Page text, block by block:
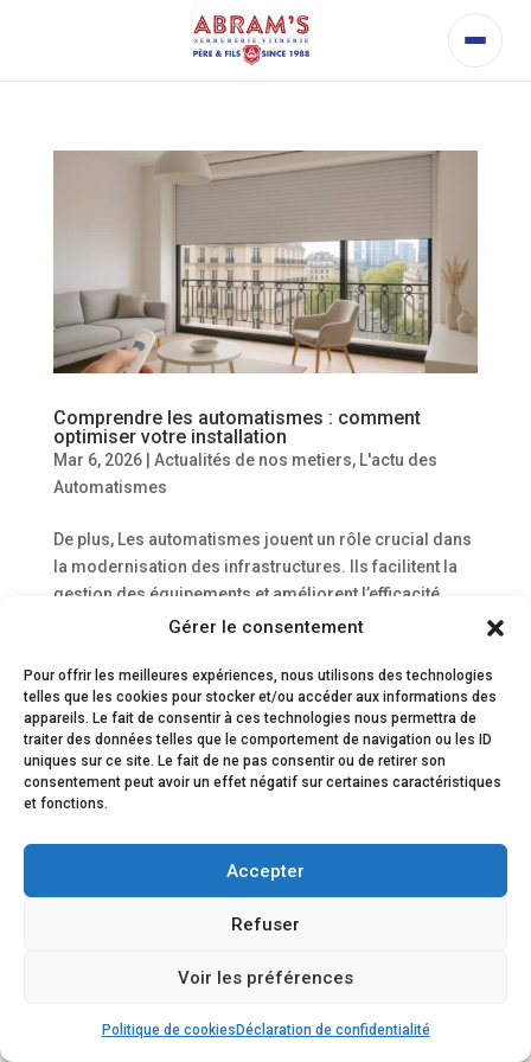
Gérer le consentement
Pour offrir les meilleures expériences, nous utilisons des technologies
telles que les cookies pour stocker et/ou accéder aux informations des
appareils. Le fait de consentir à ces technologies nous permettra de
traiter des données telles que le comportement de navigation ou les ID
uniques sur ce site. Le fait de ne pas consentir ou de retirer son
consentement peut avoir un effet négatif sur certaines caractéristiques
et fonctions.
Accepter
Refuser
Voir les préférences
Politique de cookies Déclaration de confidentialité
Avis clients Intervention Devis/contact
Comprendre les automatismes : comment
optimiser votre installation
Mar 6, 2026| Actualités de nos metiers, L'actu des
Automatismes
De plus, Les automatismes jouent un rôle crucial dans
la modernisation des infrastructures. Ils facilitent la
gestion des équipements et améliorent l’efficacité.
Dans cet article, nous allons explorer comment
ACCUEIL Serrurier Paris
Vitrier Paris
Menuiserie Métallique
Dépannage urgent
Elegant Themes| Propulsé Par